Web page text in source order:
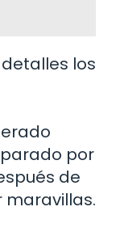
los
por
de
maravillas.